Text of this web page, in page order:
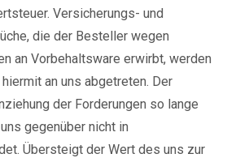
Versicherungs- und
die der Besteller wegen
an Vorbehaltsware erwirbt, werden
an uns abgetreten. Der
der Forderungen so lange
gegenüber nicht in
Übersteigt der Wert des uns zur